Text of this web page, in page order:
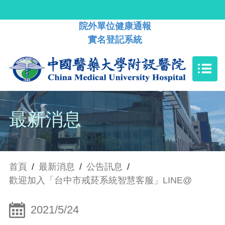
院外單位健康通報
實名登記系統
最新消息
首頁 / 最新消息 / 公告訊息 /
歡迎加入「台中市戒菸系統智慧客服」LINE@
2021/5/24